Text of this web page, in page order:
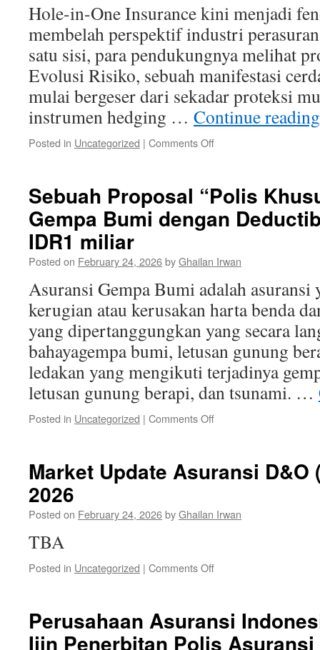
Insurance:
Evolusi
Marketing
dalam
Bingkai
Manajemen
Risiko
Hole-in-One Insurance kini menjadi
membelah perspektif industri
satu sisi, para pendukungnya melihat
Evolusi Risiko, sebuah manifestasi
mulai bergeser dari sekadar proteksi
instrumen hedging … Continue
Posted in Uncategorized | Comments Offon
Insurance:
Asuransi
atau
Sebuah Proposal “Polis
Gempa Bumi dengan
IDR1 miliar
Posted on February 24, 2026byGhailan Irwan
Asuransi Gempa Bumi adalah asuransi
kerugian atau kerusakan harta benda
yang dipertanggungkan yang secara
bahayagempa bumi, letusan gunung
ledakan yang mengikuti terjadinya
letusan gunung berapi, dan tsunami. …
Posted in Uncategorized | Comments Offon
Khusus”
Bumi
miliar
Market Update Asuransi D&O
2026
Posted on February 24, 2026byGhailan Irwan
TBA
Posted in Uncategorized | Comments Offon
D&O
(Insurance)
Perusahaan Asuransi
Ijin Penerbitan Polis